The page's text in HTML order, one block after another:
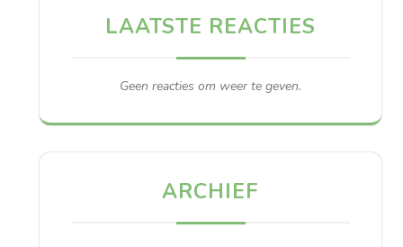
LAATSTE REACTIES
Geen reacties om weer te geven.
ARCHIEF